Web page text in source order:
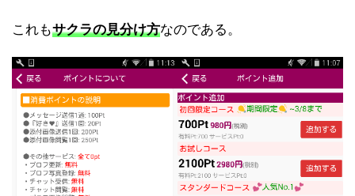
これもサクラの見分け方なのである。